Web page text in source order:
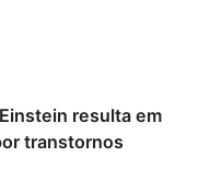
resulta em
transtornos